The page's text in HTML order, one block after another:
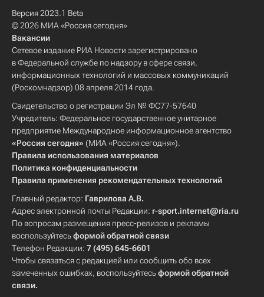
Версия 2023.1 Beta
© 2026 МИА «Россия сегодня»
Вакансии
Сетевое издание РИА Новости зарегистрировано
в Федеральной службе по надзору в сфере связи,
информационных технологий и массовых коммуникаций
(Роскомнадзор) 08 апреля 2014 года.
Свидетельство о регистрации Эл № ФС77-57640
Учредитель: Федеральное государственное унитарное
предприятие Международное информационное агентство
«Россия сегодня» (МИА «Россия сегодня»).
Правила использования материалов
Политика конфиденциальности
Правила применения рекомендательных технологий
Главный редактор: Гаврилова А.В.
Адрес электронной почты Редакции: r-sport.internet@ria.ru
По вопросам размещения пресс-релизов и рекламы
воспользуйтесьформой обратной связи
Телефон Редакции: 7 (495) 645-6601
Чтобы связаться с редакцией или сообщить обо всех
замеченных ошибках, воспользуйтесьформой обратной
связи.